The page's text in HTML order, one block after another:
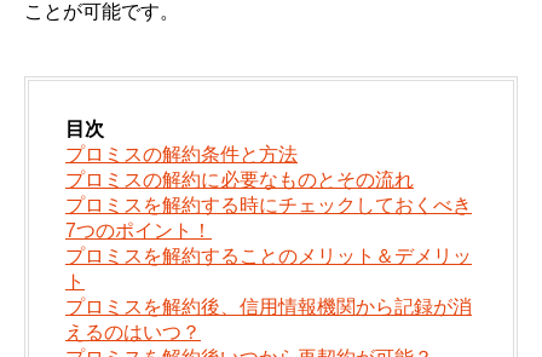
ことが可能です。
目次
プロミスの解約条件と方法
プロミスの解約に必要なものとその流れ
プロミスを解約する時にチェックしておくべき
7つのポイント！
プロミスを解約することのメリット＆デメリッ
ト
プロミスを解約後、信用情報機関から記録が消
えるのはいつ？